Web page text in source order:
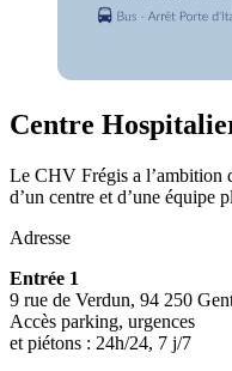
Centre
Le CHV Frégis a l’ambition
d’un centre et d’une équipe
Adresse
Entrée 1
9 rue de Verdun, 94 250
Accès parking, urgences
et piétons : 24h/24, 7 j/7